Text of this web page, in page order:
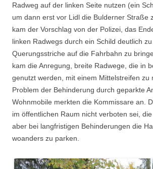
Radweg auf der linken Seite nutzen (ein
um dann erst vor Lidl die Bulderner Straße
kam der Vorschlag von der Polizei, das
linken Radwegs durch ein Schild deutlich
Querungsstriche auf die Fahrbahn zu
kam die Anregung, breite Radwege, die in
genutzt werden, mit einem Mittelstreifen zu
Problem der Behinderung durch geparkte
Wohnmobile merkten die Kommissare an.
im öffentlichen Raum nicht verboten sei,
aber bei langfristigen Behinderungen die
woanders zu parken.